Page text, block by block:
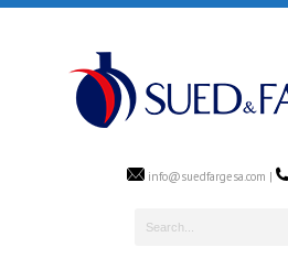
info@suedfargesa.com |